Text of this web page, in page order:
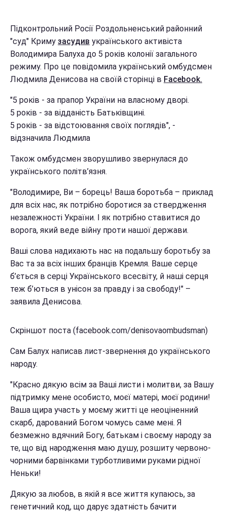
Підконтрольний Росії Роздольненський районний
"суд" Криму засудив українського активіста
Володимира Балуха до 5 років колонії загального
режиму. Про це повідомила український омбудсмен
Людмила Денисова на своїй сторінці в Facebook.
"5 років - за прапор України на власному дворі.
5 років - за відданість Батьківщині.
5 років - за відстоювання своїх поглядів", -
відзначила Людмила
Також омбудсмен зворушливо звернулася до
українського політв’язня.
"Володимире, Ви – борець! Ваша боротьба – приклад
для всіх нас, як потрібно боротися за ствердження
незалежності України. І як потрібно ставитися до
ворога, який веде війну проти нашої держави.
Ваші слова надихають нас на подальшу боротьбу за
Вас та за всіх інших бранців Кремля. Ваше серце
б’ється в серці Українського всесвіту, й наші серця
теж б’ються в унісон за правду і за свободу!" –
заявила Денисова.
Скріншот поста (facebook.com/denisovaombudsman)
Сам Балух написав лист-звернення до українського
народу.
"Красно дякую всім за Ваші листи і молитви, за Вашу
підтримку мене особисто, моєї матері, моєї родини!
Ваша щира участь у моєму житті це неоціненний
скарб, дарований Богом чомусь саме мені. Я
безмежно вдячний Богу, батькам і своєму народу за
те, що від народження маю душу, розшиту червоно-
чорними барвінками турботливими руками рідної
Неньки!
Дякую за любов, в якій я все життя купаюсь, за
генетичний код, що дарує здатність бачити